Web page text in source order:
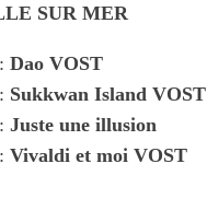
SUR MER
Dao VOST
Sukkwan Island VOST
Juste une illusion
Vivaldi et moi VOST